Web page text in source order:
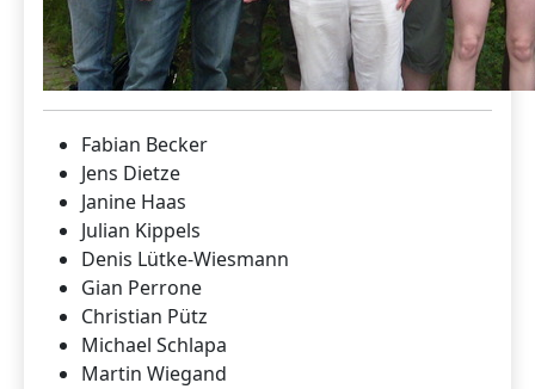
Fabian Becker
Jens Dietze
Janine Haas
Julian Kippels
Denis Lütke-Wiesmann
Gian Perrone
Christian Pütz
Michael Schlapa
Martin Wiegand